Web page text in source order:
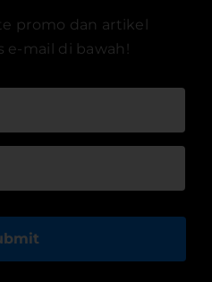
promo dan artikel
e-mail di bawah!